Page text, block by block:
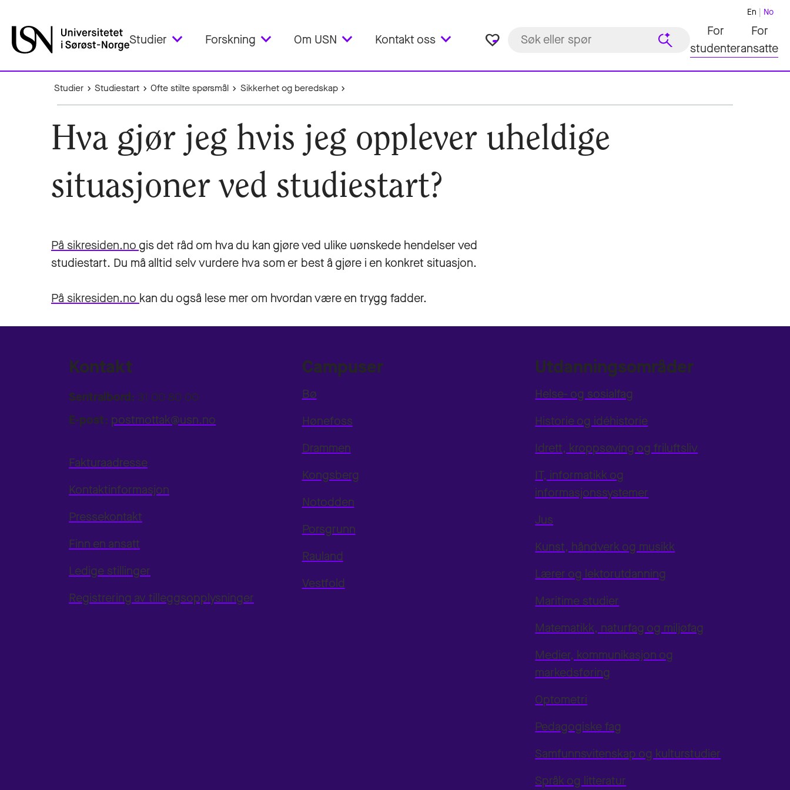
Studier Forskning Om USN Kontakt oss favorite_border
En No
For
studenter
For
ansatte
Studier Studiestart Ofte stilte spørsmål Sikkerhet og beredskap
Hva gjør jeg hvis jeg opplever uheldige
situasjoner ved studiestart?
På sikresiden.no gis det råd om hva du kan gjøre ved ulike uønskede hendelser ved
studiestart. Du må alltid selv vurdere hva som er best å gjøre i en konkret situasjon.
På sikresiden.no kan du også lese mer om hvordan være en trygg fadder.
Kontakt
Sentralbord: 31 00 80 00
E-post: postmottak@usn.no
Fakturaadresse
Kontaktinformasjon
Pressekontakt
Finn en ansatt
Ledige stillinger
Registrering av tilleggsopplysninger
Campuser
Bø
Hønefoss
Drammen
Kongsberg
Notodden
Porsgrunn
Rauland
Vestfold
Utdanningsområder
Helse- og sosialfag
Historie og idéhistorie
Idrett, kroppsøving og friluftsliv
IT, informatikk og
informasjonssystemer
Jus
Kunst, håndverk og musikk
Lærer og lektorutdanning
Maritime studier
Matematikk, naturfag og miljøfag
Medier, kommunikasjon og
markedsføring
Optometri
Pedagogiske fag
Samfunnsvitenskap og kulturstudier
Språk og litteratur